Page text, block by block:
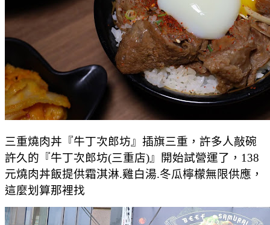
三重燒肉丼『牛丁次郎坊』插旗三重，許多人敲碗
許久的『牛丁次郎坊(三重店)』開始試營運了，138
元燒肉丼飯提供霜淇淋.雞白湯.冬瓜檸檬無限供應，
這麼划算那裡找